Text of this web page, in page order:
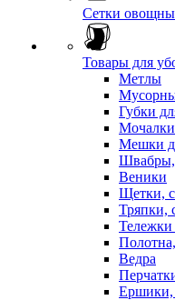
Сетки
Товары для
Метлы
Губки
Мешки
Швабры,
Веники
Щетки,
Тряпки,
Ведра
Ершики,